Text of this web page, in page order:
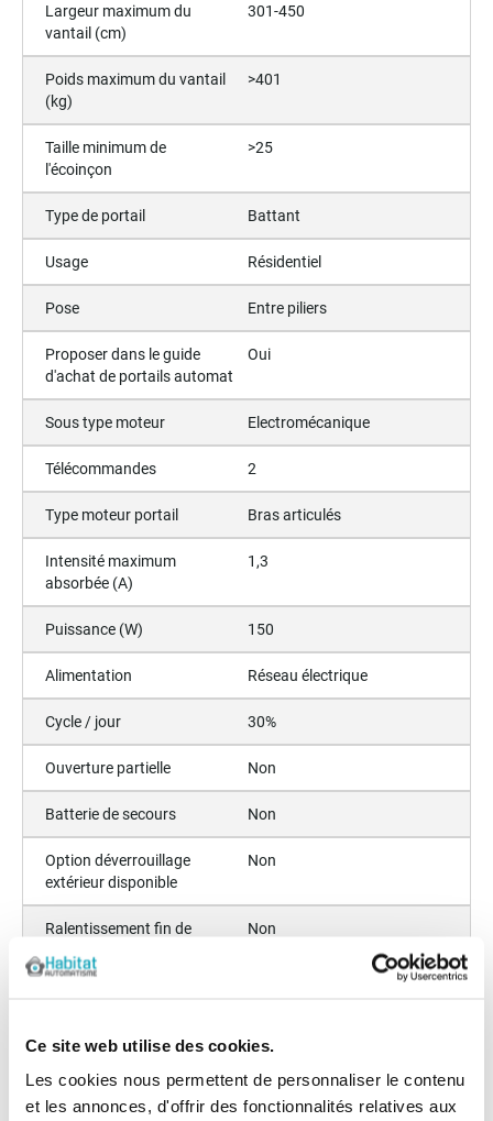
Ce site web utilise des cookies.
Les cookies nous permettent de personnaliser le contenu
et les annonces, d'offrir des fonctionnalités relatives aux
Largeur maximum du
vantail (cm)
301-450
Poids maximum du vantail
(kg)
>401
Taille minimum de
l'écoinçon
>25
Type de portail Battant
Usage Résidentiel
Pose Entre piliers
Proposer dans le guide
d'achat de portails automat
Oui
Sous type moteur Electromécanique
Télécommandes 2
Type moteur portail Bras articulés
Intensité maximum
absorbée (A)
1,3
Puissance (W) 150
Alimentation Réseau électrique
Cycle / jour 30%
Ouverture partielle Non
Batterie de secours Non
Option déverrouillage
extérieur disponible
Non
Ralentissement fin de
Non
Sous Titre
Puiss. 150W - moteur 230V
Hors gabarit Non